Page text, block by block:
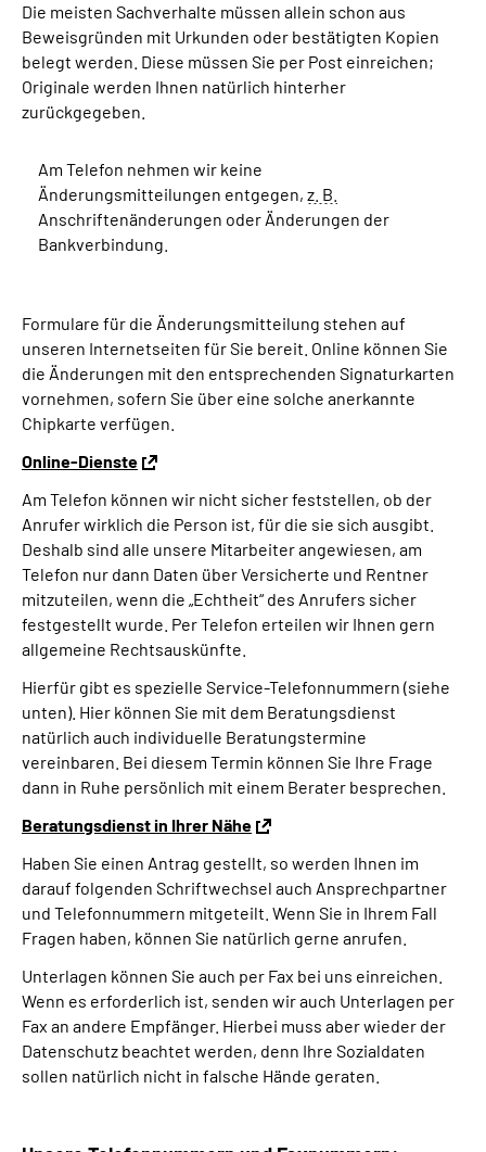
Die meisten Sachverhalte müssen allein schon aus
Beweisgründen mit Urkunden oder bestätigten Kopien
belegt werden. Diese müssen Sie per Post einreichen;
Originale werden Ihnen natürlich hinterher
zurückgegeben.
Am Telefon nehmen wir keine
Änderungsmitteilungen entgegen, z. B.
Anschriftenänderungen oder Änderungen der
Bankverbindung.
Formulare für die Änderungsmitteilung stehen auf
unseren Internetseiten für Sie bereit. Online können Sie
die Änderungen mit den entsprechenden Signaturkarten
vornehmen, sofern Sie über eine solche anerkannte
Chipkarte verfügen.
Online-Dienste
Am Telefon können wir nicht sicher feststellen, ob der
Anrufer wirklich die Person ist, für die sie sich ausgibt.
Deshalb sind alle unsere Mitarbeiter angewiesen, am
Telefon nur dann Daten über Versicherte und Rentner
mitzuteilen, wenn die „Echtheit“ des Anrufers sicher
festgestellt wurde. Per Telefon erteilen wir Ihnen gern
allgemeine Rechtsauskünfte.
Hierfür gibt es spezielle Service-Telefonnummern (siehe
unten). Hier können Sie mit dem Beratungsdienst
natürlich auch individuelle Beratungstermine
vereinbaren. Bei diesem Termin können Sie Ihre Frage
dann in Ruhe persönlich mit einem Berater besprechen.
Beratungsdienst in Ihrer Nähe
Haben Sie einen Antrag gestellt, so werden Ihnen im
darauf folgenden Schriftwechsel auch Ansprechpartner
und Telefonnummern mitgeteilt. Wenn Sie in Ihrem Fall
Fragen haben, können Sie natürlich gerne anrufen.
Unterlagen können Sie auch per Fax bei uns einreichen.
Wenn es erforderlich ist, senden wir auch Unterlagen per
Fax an andere Empfänger. Hierbei muss aber wieder der
Datenschutz beachtet werden, denn Ihre Sozialdaten
sollen natürlich nicht in falsche Hände geraten.